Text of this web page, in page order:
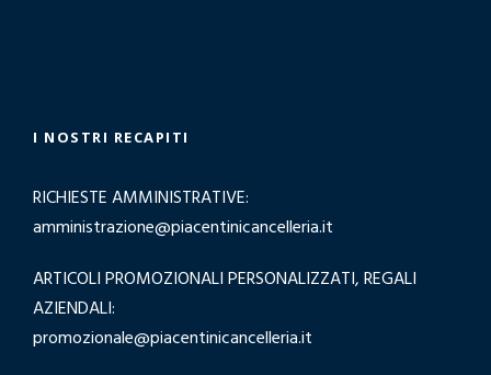
I NOSTRI RECAPITI
RICHIESTE AMMINISTRATIVE:
amministrazione@piacentinicancelleria.it
ARTICOLI PROMOZIONALI PERSONALIZZATI, REGALI
AZIENDALI:
promozionale@piacentinicancelleria.it